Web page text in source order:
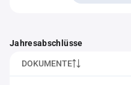
Jahresabschlüsse
DOKUMENTE